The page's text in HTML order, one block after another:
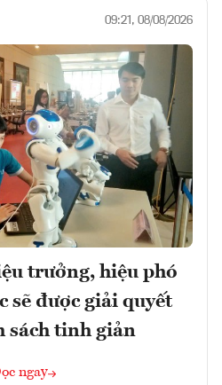
09:21, 08/08/2026
trưởng, hiệu phó
sẽ được giải quyết
sách tinh giản
ngay